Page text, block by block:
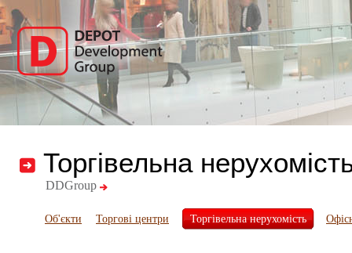
Торгівельна
DDGroup
Об'єкти Торгові центри Торгівельна нерухомість